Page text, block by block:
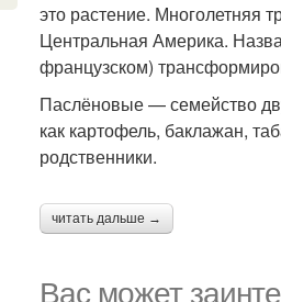
это растение. Многолетняя
Центральная Америка.
французском)
Паслёновые — семейство
как картофель, баклажан,
родственники.
читать дальше →
Вас может